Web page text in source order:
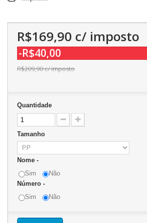
R$169,90 c/ imposto
-R$40,00
R$209,90c/ imposto
Quantidade
Tamanho
Nome -
Sim
Não
Número -
Sim
Não